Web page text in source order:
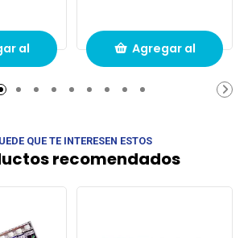
al
de
Agregar al
carrito de
QUE TE INTERESEN ESTOS
recomendados